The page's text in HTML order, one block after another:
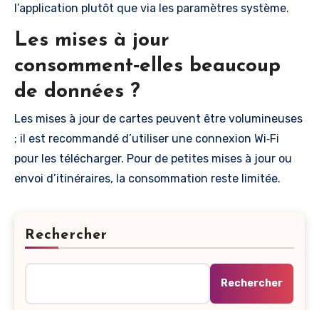
l’application plutôt que via les paramètres système.
Les mises à jour
consomment‑elles beaucoup
de données ?
Les mises à jour de cartes peuvent être volumineuses
; il est recommandé d’utiliser une connexion Wi‑Fi
pour les télécharger. Pour de petites mises à jour ou
envoi d’itinéraires, la consommation reste limitée.
Rechercher
Rechercher